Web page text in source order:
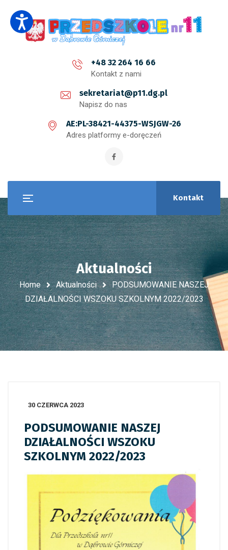
+48 32 264 16 66
Kontakt z nami
sekretariat@p11.dg.pl
Napisz do nas
AE:PL-38421-44375-WSJGW-26
Adres platformy e-doręczeń
Kontakt
Aktualności
Home Aktualności
PODSUMOWANIE NASZEJ
DZIAŁALNOŚCI WSZOKU SZKOLNYM 2022/2023
30 CZERWCA 2023
PODSUMOWANIE NASZEJ
DZIAŁALNOŚCI WSZOKU
SZKOLNYM 2022/2023